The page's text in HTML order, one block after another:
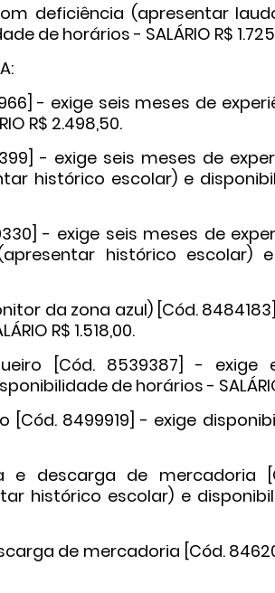
deficiência (apresentar
de horários - SALÁRIO R$
- exige seis meses de
R$ 2.498,50.
- exige seis meses de
histórico escolar) e
- exige seis meses de
histórico escolar)
da zona azul) [Cód.
R$ 1.518,00.
[Cód. 8539387] - exige
de horários - SALÁRIO
8499919] - exige
descarga de mercadoria
histórico escolar) e
de mercadoria [Cód.